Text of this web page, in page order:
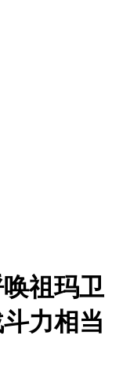
祖玛卫
力相当